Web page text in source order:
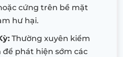
cứng trên bề mặt
hư hại.
Thường xuyên kiểm
phát hiện sớm các